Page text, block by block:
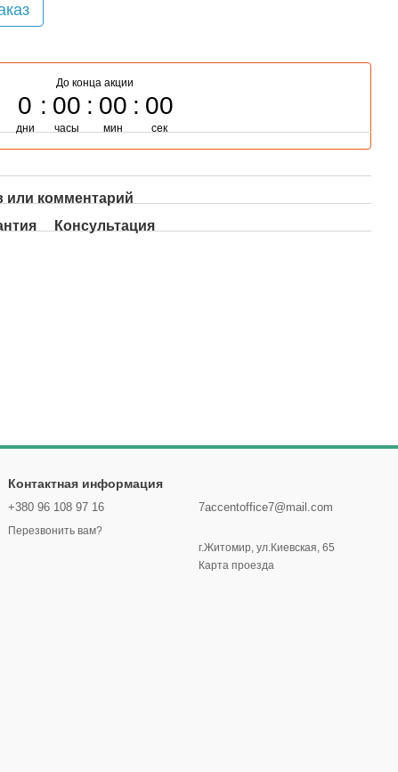
До конца акции
0
дни
00
часы
00
мин
00
сек
или комментарий
Консультация
Контактная информация
+380 96 108 97 16
Перезвонить вам?
7accentoffice7@mail.com
г.Житомир, ул.Киевская, 65
Карта проезда